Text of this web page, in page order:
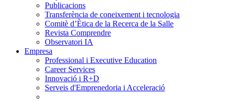
Publicacions
Transferència de coneixement i tecnologia
Comitè d’Ètica de la Recerca de la Salle
Revista Comprendre
Observatori IA
Empresa
Professional i Executive Education
Career Services
Innovació i R+D
Serveis d'Emprenedoria i Acceleració